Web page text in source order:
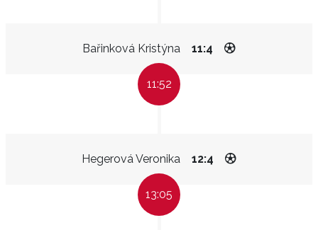
Bařinková Kristýna 11:4
11:52
Hegerová Veronika 12:4
13:05